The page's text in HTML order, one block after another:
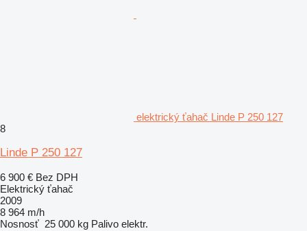
elektrický ťahač Linde P 250 127
8
Linde P 250 127
6 900 € Bez DPH
Elektrický ťahač
2009
8 964 m/h
Nosnosť 25 000 kg Palivo elektr.